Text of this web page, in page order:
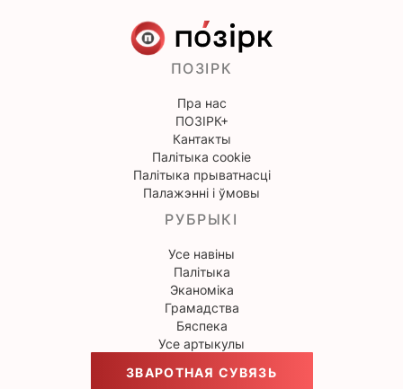
ПОЗІРК
Пра нас
ПОЗІРК+
Кантакты
Палітыка cookie
Палітыка прыватнасці
Палажэнні і ўмовы
РУБРЫКІ
Усе навіны
Палітыка
Эканоміка
Грамадства
Бяспека
Усе артыкулы
ЗВАРОТНАЯ СУВЯЗЬ